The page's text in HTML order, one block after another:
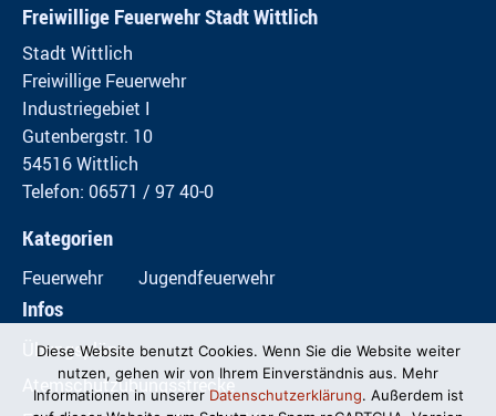
Freiwillige Feuerwehr Stadt Wittlich
Stadt Wittlich
Freiwillige Feuerwehr
Industriegebiet I
Gutenbergstr. 10
54516 Wittlich
Telefon: 06571 / 97 40-0
Kategorien
Feuerwehr Jugendfeuerwehr
Infos
Übungspläne
Atemschutzübungsstrecke
Diese Website benutzt Cookies. Wenn Sie die Website weiter
nutzen, gehen wir von Ihrem Einverständnis aus. Mehr
Informationen in unserer Datenschutzerklärung. Außerdem ist